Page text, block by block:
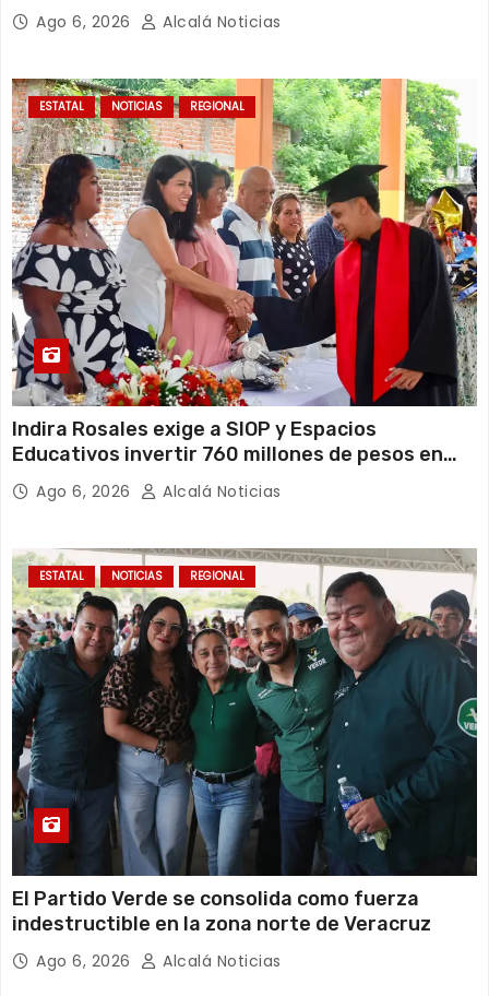
Ago 6, 2026 Alcalá Noticias
ESTATAL NOTICIAS REGIONAL
Indira Rosales exige a SIOP y Espacios
Educativos invertir 760 millones de pesos en
obras para escuelas de Veracruz
Ago 6, 2026 Alcalá Noticias
ESTATAL NOTICIAS REGIONAL
​El Partido Verde se consolida como fuerza
indestructible en la zona norte de Veracruz
Ago 6, 2026 Alcalá Noticias